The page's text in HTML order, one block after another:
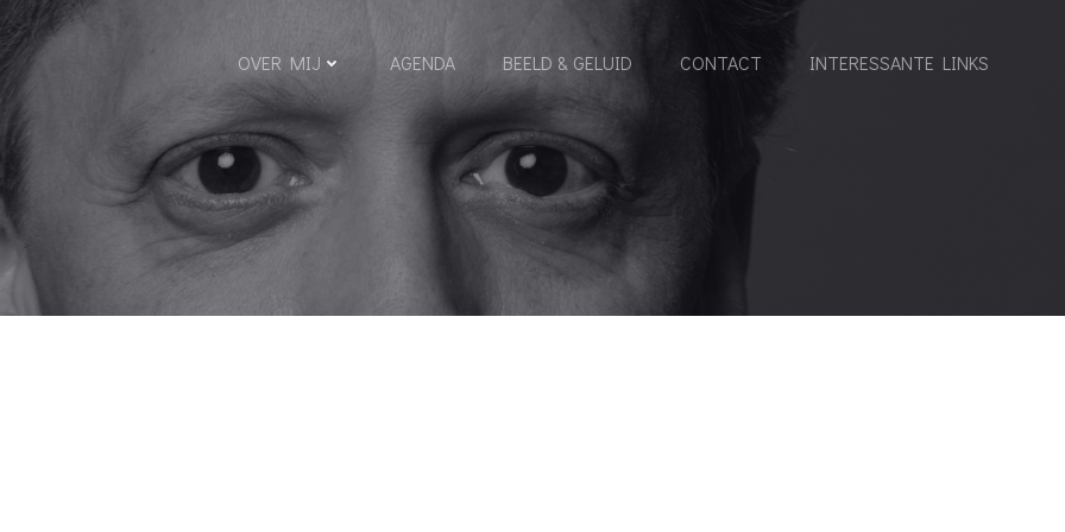
OVER MIJ AGENDA BEELD & GELUID CONTACT INTERESSANTE LINKS